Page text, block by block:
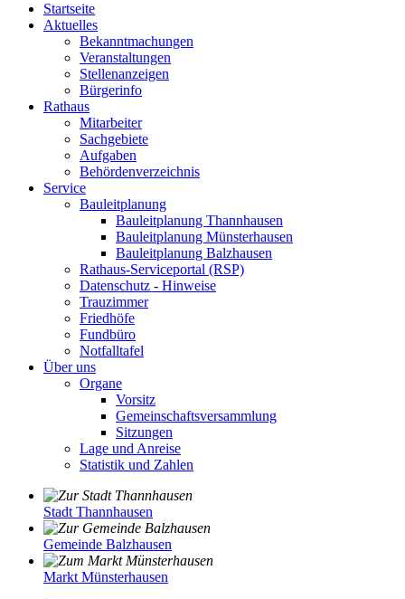
Startseite
Aktuelles
Bekanntmachungen
Veranstaltungen
Stellenanzeigen
Bürgerinfo
Rathaus
Mitarbeiter
Sachgebiete
Aufgaben
Behördenverzeichnis
Service
Bauleitplanung
Bauleitplanung Thannhausen
Bauleitplanung Münsterhausen
Bauleitplanung Balzhausen
Rathaus-Serviceportal (RSP)
Datenschutz - Hinweise
Trauzimmer
Friedhöfe
Fundbüro
Notfalltafel
Über uns
Organe
Vorsitz
Gemeinschaftsversammlung
Sitzungen
Lage und Anreise
Statistik und Zahlen
Stadt Thannhausen
Gemeinde Balzhausen
Markt Münsterhausen